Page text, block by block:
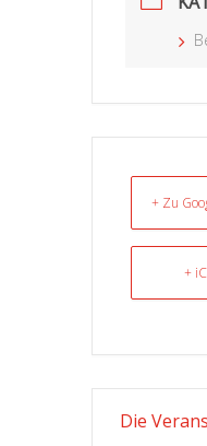
+ Zu
+
Die